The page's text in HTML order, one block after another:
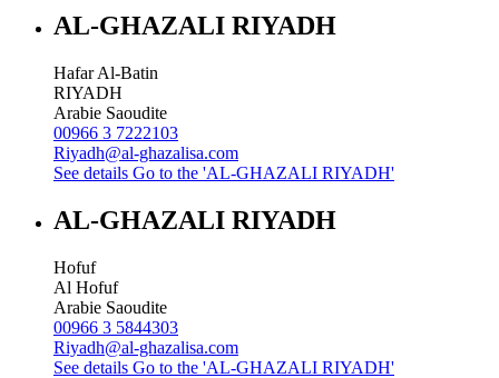
AL-GHAZALI RIYADH
Hafar Al-Batin
RIYADH
Arabie Saoudite
00966 3 7222103
Riyadh@al-ghazalisa.com
See details Go to the 'AL-GHAZALI RIYADH'
AL-GHAZALI RIYADH
Hofuf
Al Hofuf
Arabie Saoudite
00966 3 5844303
Riyadh@al-ghazalisa.com
See details Go to the 'AL-GHAZALI RIYADH'